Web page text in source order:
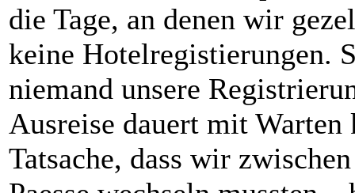
die Tage, an denen wir
keine Hotelregistierungen.
niemand unsere
Ausreise dauert mit
Tatsache, dass wir